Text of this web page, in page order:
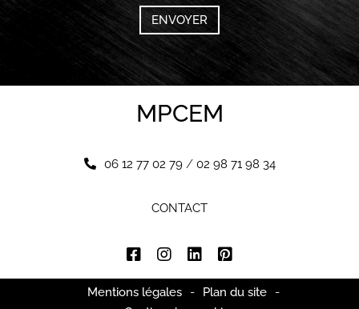
MPCEM
06 12 77 02 79/ 02 98 71 98 34
CONTACT
Mentions légales - Plan du site
-